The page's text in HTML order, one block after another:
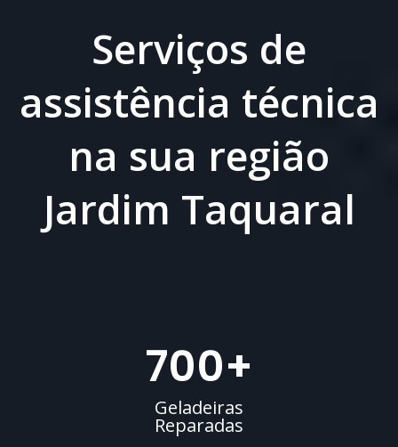
Serviços de
assistência técnica
na sua região
Jardim Taquaral
700+
Geladeiras
Reparadas